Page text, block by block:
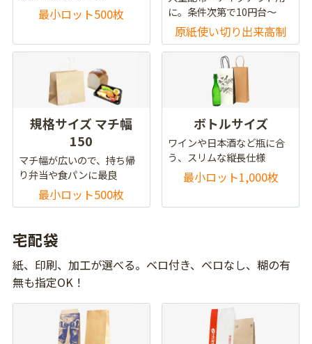
最小ロット500枚
に。条件次第で10円台～
原紙使い切り出来高制
規格サイズ マチ幅
150
マチ幅が広いので、持ち帰
り弁当や食パンに最良
最小ロット500枚
ボトルサイズ
ワインや日本酒など瓶に合
う、スリムな縦長仕様
最小ロット1,000枚
宅配袋
紙、印刷、加工が選べる。ベロ付き、ベロなし、糊の有
無も指定OK！